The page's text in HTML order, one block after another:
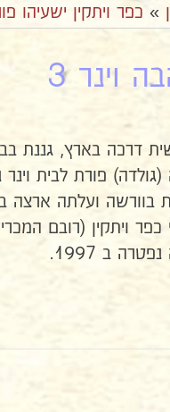
» כפר ויתקין ישעיהו
וינר 3
דרכה בארץ, גננת
ב 1997.